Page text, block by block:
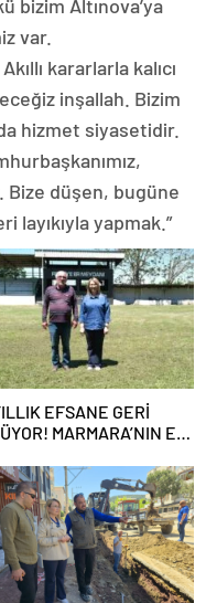
bizim Altınova’ya
var.
kararlarla kalıcı
inşallah. Bizim
hizmet siyasetidir.
Bize düşen, bugüne
layıkıyla yapmak.”
EFSANE GERİ
MARMARA’NIN ER